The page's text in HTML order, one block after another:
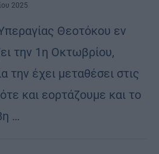
2025
Θεοτόκου εν
την 1η Οκτωβρίου,
την έχει μεταθέσει στις
και εορτάζουμε και το
…